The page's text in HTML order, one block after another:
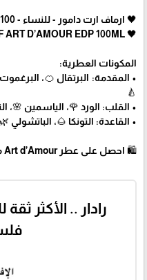
🖤 ارماف ارت دامور - للنساء - 100 مل
🖤 ARMAF ART D’AMOUR EDP 100ML
المكونات العطرية:
• المقدمة: البرتقال 🍊،
🍐
• القلب: الورد 🌹، الياسمين 🌸،
• القاعدة: التونكا 🌰، الباتشولي
🛍 احصل على عطر Art d’Amour من Armaf الآن عبر رادار للعطور! 🖤
رادار .. الأكثر